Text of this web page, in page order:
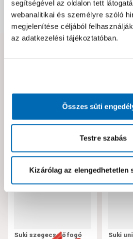
segítségével az oldalon tett
webanalitikai és személyre szóló
megjelenítése céljából
az adatkezelési tájékoztatóban.
Összes süti
Testre szabás
Kizárólag az elengedhetetlen
Dokumentumok, felelős
Neked ajánljuk!
Suki szegecselő fogó
Suki